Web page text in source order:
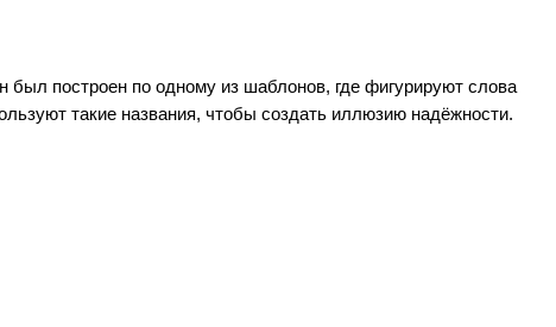
был построен по одному из шаблонов, где фигурируют слова
такие названия, чтобы создать иллюзию надёжности.